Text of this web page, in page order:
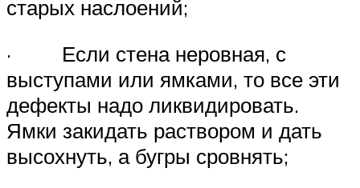
старых наслоений;
· Если стена неровная, с
выступами или ямками, то все эти
дефекты надо ликвидировать.
Ямки закидать раствором и дать
высохнуть, а бугры сровнять;